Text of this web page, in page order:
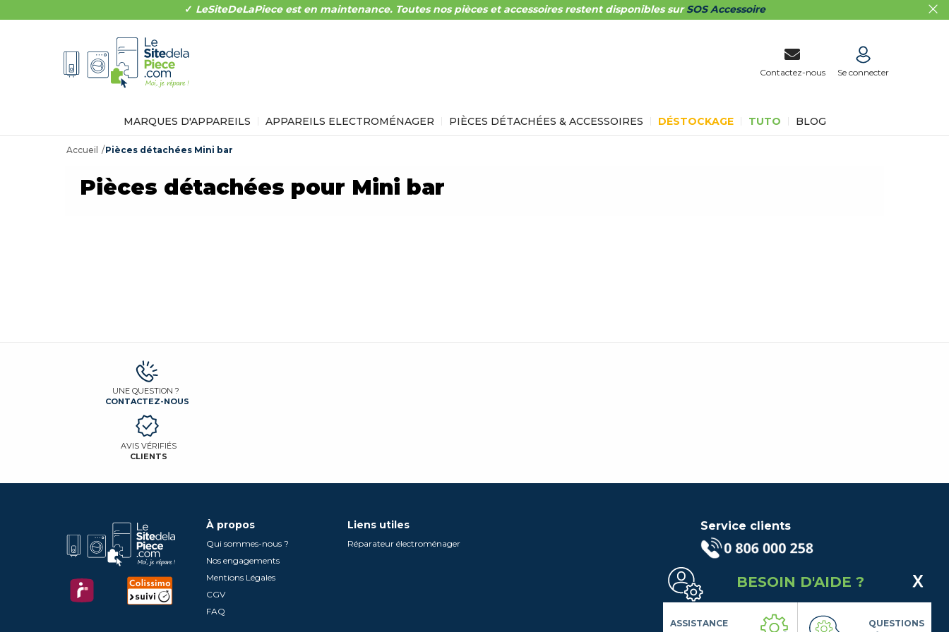
✓ LeSiteDeLaPiece est en maintenance. Toutes nos pièces et accessoires restent disponibles surSOS Accessoire
Contactez-nous Se connecter
MARQUES D'APPAREILS APPAREILS ELECTROMÉNAGER PIÈCES DÉTACHÉES & ACCESSOIRES DÉSTOCKAGE TUTO BLOG
Accueil Pièces détachées Mini bar
Pièces détachées pour Mini bar
UNE QUESTION ?
CONTACTEZ-NOUS
AVIS VÉRIFIÉS
CLIENTS
À propos
Qui sommes-nous ?
Nos engagements
Mentions Légales
CGV
FAQ
Liens utiles
Réparateur électroménager
Service clients
appel local)
Lundi au Vendredi de 9h à 18h
Contactez-Nous
Suivez-nous
BESOIN D'AIDE ?
ASSISTANCE
QUESTIONS